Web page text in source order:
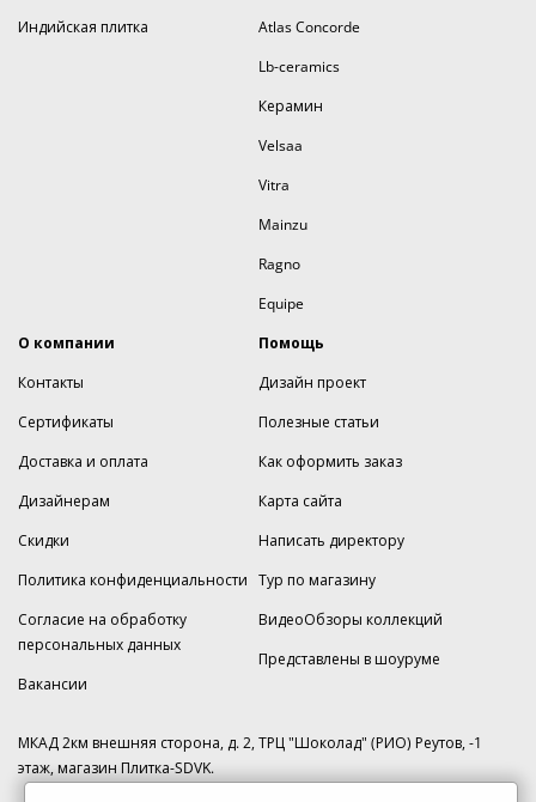
Индийская плитка
Atlas Concorde
Lb-ceramics
Керамин
Velsaa
Vitra
Mainzu
Ragno
Equipe
О компании
Контакты
Сертификаты
Доставка и оплата
Дизайнерам
Скидки
Политика конфиденциальности
Согласие на обработку
персональных данных
Вакансии
Помощь
Дизайн проект
Полезные статьи
Как оформить заказ
Карта сайта
Написать директору
Тур по магазину
ВидеоОбзоры коллекций
Представлены в шоуруме
МКАД 2км внешняя сторона, д. 2, ТРЦ "Шоколад" (РИО) Реутов, -1
этаж, магазин Плитка-SDVK.